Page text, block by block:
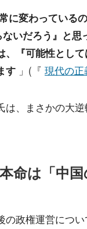
に変わっている
いだろう』と思
、『可能性とし
す 」(『 現代の正
は、まさかの大
命は「中
の政権運営につ